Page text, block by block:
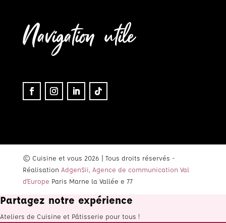
Navigation utile
© Cuisine et vous 2026 | Tous droits réservés -
Réalisation AdgenSii, Agence de communication Val
d'Europe Paris Marne la Vallée e 77
Partagez notre expérience
Ateliers de Cuisine et Pâtisserie pour tous !